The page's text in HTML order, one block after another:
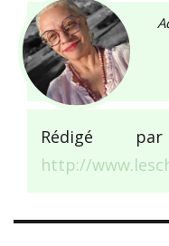
Rédigé
http://